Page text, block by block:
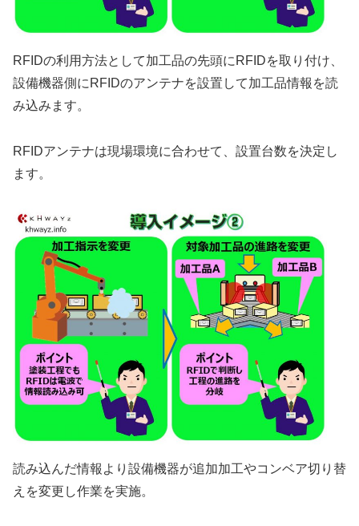
RFIDの利用方法として加工品の先頭にRFIDを取り付け、
設備機器側にRFIDのアンテナを設置して加工品情報を読
み込みます。
RFIDアンテナは現場環境に合わせて、設置台数を決定し
ます。
読み込んだ情報より設備機器が追加加工やコンベア切り替
えを変更し作業を実施。